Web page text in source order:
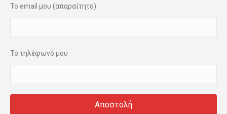
Το email μου (απαραίτητο)
Το τηλέφωνό μου